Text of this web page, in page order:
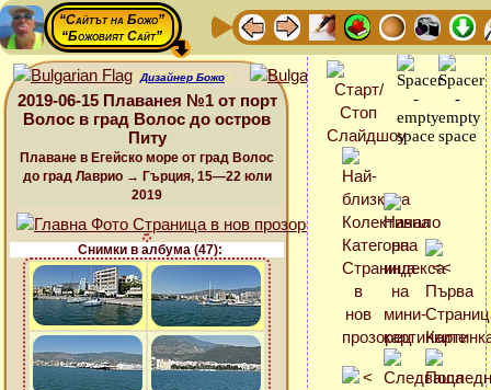
“Сайтът на Божо”
“Божовият Сайт”
Дизайнер Божо
2019-06-15 Плаванея №1 от порт
Волос в град Волос до остров
Питу
Плаване в Егейско море от град Волос
до град Лаврио → Гърция, 15—22 юли
2019
Снимки в албума (47):